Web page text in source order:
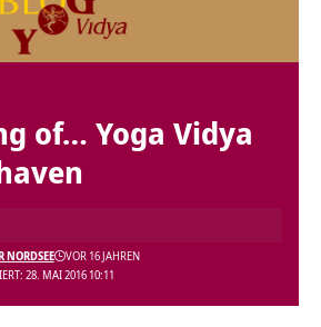
of… Yoga Vidya
28. MAI 2016 10:11
NORDSEE VOR 16 JAHREN